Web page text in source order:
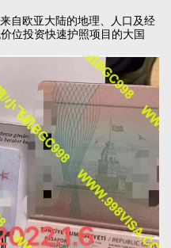
自欧亚大陆的地理、人口及经
位投资快速护照项目的大国